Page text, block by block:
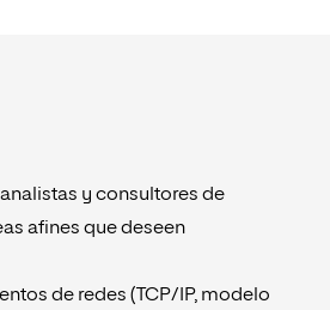
y consultores de
afines que deseen
de redes (TCP/IP, modelo